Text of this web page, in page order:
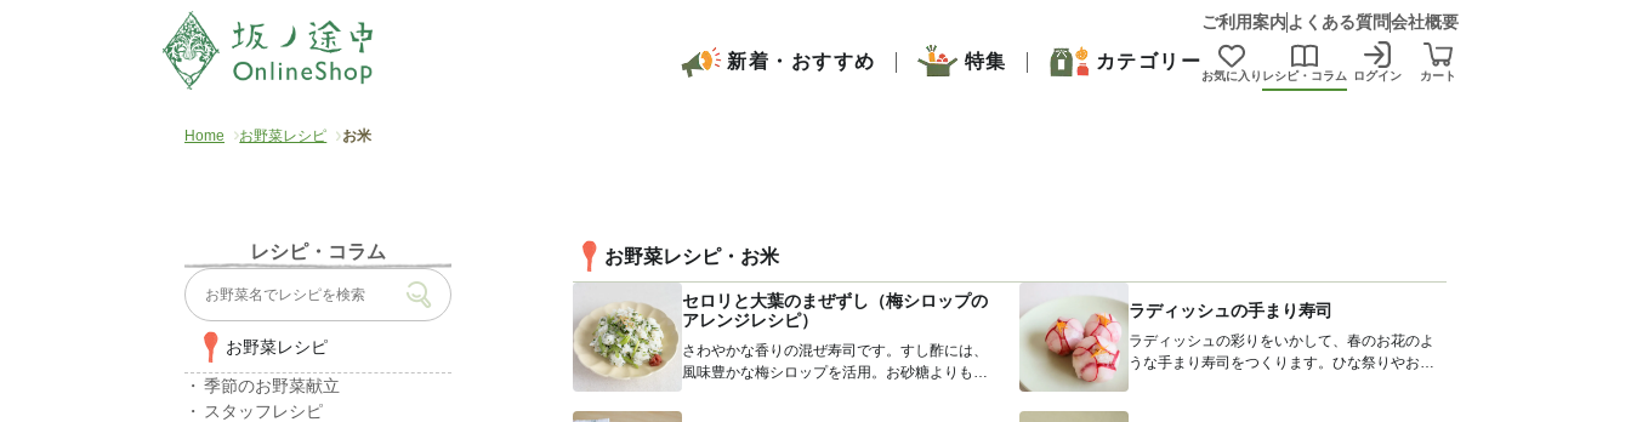
ご利用案内 よくある質問会社概要
新着・おすすめ 特集 カテゴリー
お気に入り レシピ・コラム ログイン カート
Home お野菜レシピ お米
お野菜レシピ・お米
セロリと大葉のまぜずし（梅シロップの
アレンジレシピ）
さわやかな香りの混ぜ寿司です。すし酢には、
風味豊かな梅シロップを活用。お砂糖よりも混
ラディッシュの手まり寿司
ラディッシュの彩りをいかして、春のお花のよ
うな手まり寿司をつくります。ひな祭りやお花
レシピ・コラム
お野菜レシピ
季節のお野菜献立
スタッフレシピ